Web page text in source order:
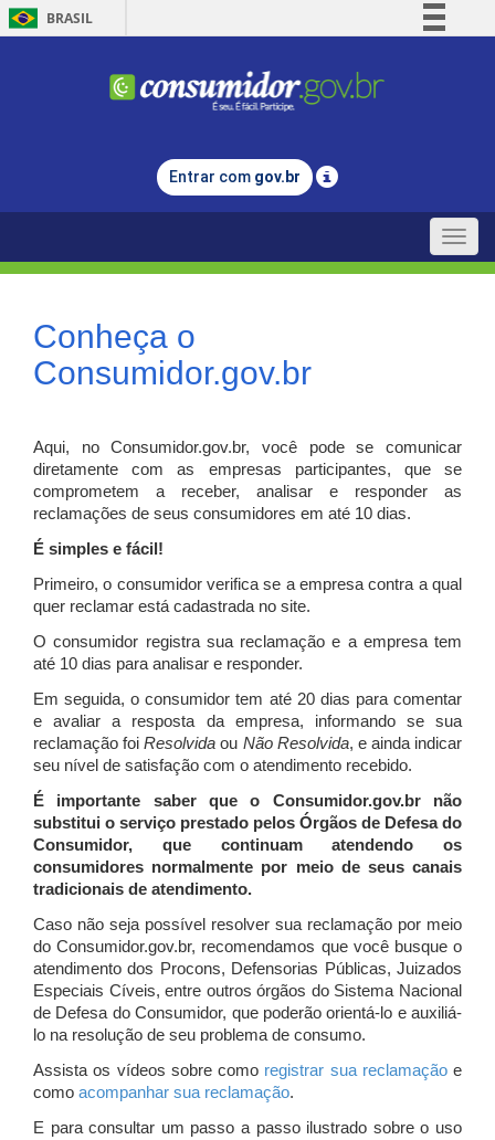
BRASIL
Comunica BR
Legislação
Entrar com gov.br
Toggle
Conheça o
Consumidor.gov.br
Aqui, no Consumidor.gov.br, você pode se comunicar
diretamente com as empresas participantes, que se
comprometem a receber, analisar e responder as
reclamações de seus consumidores em até 10 dias.
É simples e fácil!
Primeiro, o consumidor verifica se a empresa contra a qual
quer reclamar está cadastrada no site.
O consumidor registra sua reclamação e a empresa tem
até 10 dias para analisar e responder.
Em seguida, o consumidor tem até 20 dias para comentar
e avaliar a resposta da empresa, informando se sua
reclamação foiResolvida ou Não Resolvida, e ainda indicar
seu nível de satisfação com o atendimento recebido.
É importante saber que o Consumidor.gov.br não
substitui o serviço prestado pelos Órgãos de Defesa do
Consumidor, que continuam atendendo os
consumidores normalmente por meio de seus canais
tradicionais de atendimento.
Caso não seja possível resolver sua reclamação por meio
do Consumidor.gov.br, recomendamos que você busque o
atendimento dos Procons, Defensorias Públicas, Juizados
Especiais Cíveis, entre outros órgãos do Sistema Nacional
de Defesa do Consumidor, que poderão orientá-lo e auxiliá-
lo na resolução de seu problema de consumo.
Assista os vídeos sobre como registrar sua reclamaçãoe
como acompanhar sua reclamação.
E para consultar um passo a passo ilustrado sobre o uso